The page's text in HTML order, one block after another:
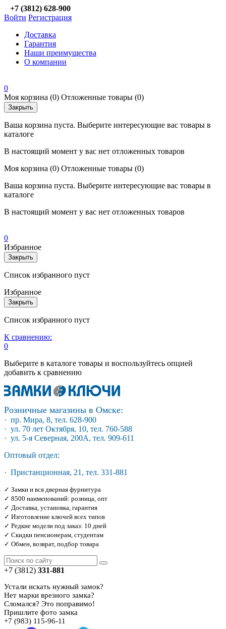
+7 (3812) 628-900
Войти Регистрация
Доставка
Гарантия
Наши преимущества
О компании
0
Моя корзина (0) Отложенные товары (0)
Закрыть
Ваша корзина пуста. Выберите интересующие вас товары в
каталоге
В настоящий момент у вас нет отложенных товаров
Моя корзина (0) Отложенные товары (0)
Ваша корзина пуста. Выберите интересующие вас товары в
каталоге
В настоящий момент у вас нет отложенных товаров
0
Избранное
Закрыть
Список избранного пуст
Избранное
Закрыть
Список избранного пуст
К сравнению:
0
Выберите в каталоге товары и воспользуйтесь опцией
добавить к сравнению
Розничные магазины в Омске:
· пр. Мира, 8, тел. 628-900
· ул. 70 лет Октября, 10, тел. 760-588
· ул. 5-я Северная, 200А, тел. 909-611
Оптовый отдел:
· Пристанционная, 21, тел. 331-881
✓ Замки и вся дверная фурнитура
✓ 8500 наименований: розница, опт
✓ Доставка, установка, гарантия
✓ Изготовление ключей всех типов
✓ Редкие модели под заказ: 10 дней
✓ Скидки пенсионерам, студентам
✓ Обмен, возврат, подбор товара
+7 (3812) 331-881
Устали искать нужный замок?
Нет марки врезного замка?
Сломался? Это поправимо!
Пришлите фото замка
+7 (983) 115-96-11